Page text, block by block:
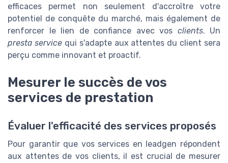
efficaces permet non seulement d'accroître votre
potentiel de conquête du marché, mais également de
renforcer le lien de confiance avec vos clients. Un
presta servicequi s'adapte aux attentes du client sera
perçu comme innovant et proactif.
Mesurer le succès de vos
services de prestation
Évaluer l'efficacité des services proposés
Pour garantir que vos services en leadgen répondent
aux attentes de vos clients, il est crucial de mesurer